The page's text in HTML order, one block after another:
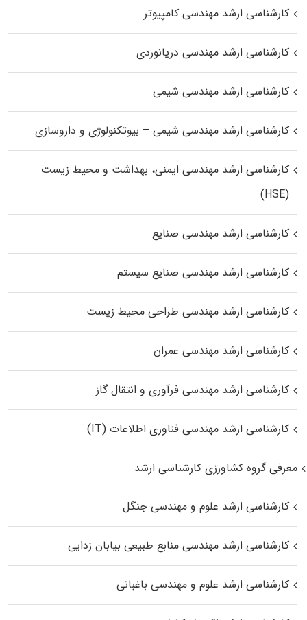
کارشناسی ارشد مهندسی کامپیوتر
کارشناسی ارشد مهندسی دریانوردی
کارشناسی ارشد مهندسی شیمی
کارشناسی ارشد مهندسی شیمی – بیوتکنولوژی و داروسازی
کارشناسی ارشد مهندسی ایمنی، بهداشت و محیط زیست
(HSE)
کارشناسی ارشد مهندسی صنایع
کارشناسی ارشد مهندسی صنایع سیستم
کارشناسی ارشد مهندسی طراحی محیط زیست
کارشناسی ارشد مهندسی عمران
کارشناسی ارشد مهندسی فرآوری و انتقال گاز
کارشناسی ارشد مهندسی فناوری اطلاعات (IT)
معرفی گروه کشاورزی کارشناسی ارشد
کارشناسی ارشد علوم و مهندسی جنگل
کارشناسی ارشد مهندسی منابع طبیعی بیابان زدایی
کارشناسی ارشد علوم و مهندسی باغبانی